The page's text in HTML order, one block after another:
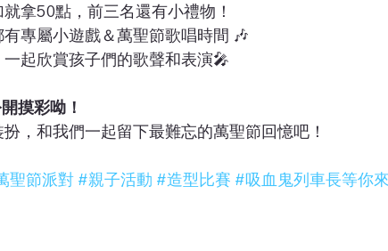
拿50點，前三名還有小禮物！
專屬小遊戲＆萬聖節歌唱時間 🎶
起欣賞孩子們的歌聲和表演🎤
摸彩呦！
，和我們一起留下最難忘的萬聖節回憶吧！
聖節派對 #親子活動 #造型比賽 #吸血鬼列車長等你